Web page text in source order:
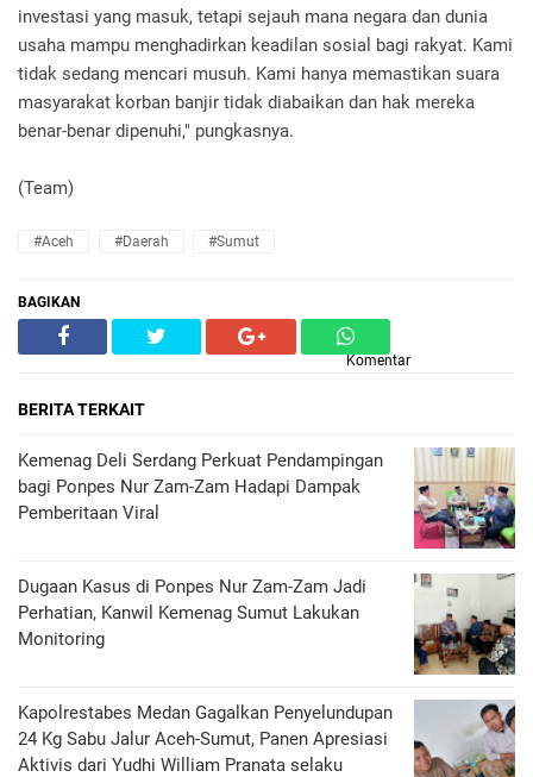
investasi yang masuk, tetapi sejauh mana negara dan dunia
usaha mampu menghadirkan keadilan sosial bagi rakyat. Kami
tidak sedang mencari musuh. Kami hanya memastikan suara
masyarakat korban banjir tidak diabaikan dan hak mereka
benar-benar dipenuhi," pungkasnya.
(Team)
#Aceh #Daerah #Sumut
BAGIKAN
Komentar
BERITA TERKAIT
Kemenag Deli Serdang Perkuat Pendampingan
bagi Ponpes Nur Zam-Zam Hadapi Dampak
Pemberitaan Viral
Dugaan Kasus di Ponpes Nur Zam-Zam Jadi
Perhatian, Kanwil Kemenag Sumut Lakukan
Monitoring
Kapolrestabes Medan Gagalkan Penyelundupan
24 Kg Sabu Jalur Aceh-Sumut, Panen Apresiasi
Aktivis dari Yudhi William Pranata selaku